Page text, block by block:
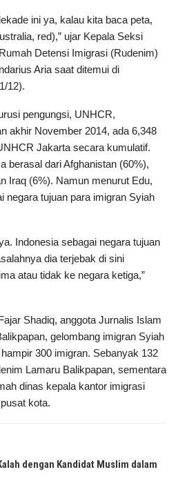
ini ya, kalau kita baca peta,
red),” ujar Kepala Seksi
Detensi Imigrasi (Rudenim)
Aria saat ditemui di
12).
pengungsi, UNHCR,
akhir November 2014, ada 6,348
Jakarta secara kumulatif.
berasal dari Afghanistan (60%),
Iraq (6%). Namun menurut Edu,
negara tujuan para imigran Syiah
Indonesia sebagai negara tujuan
dia terjebak di sini
atau tidak ke negara ketiga,”
Shadiq, anggota Jurnalis Islam
gelombang imigran Syiah
300 imigran. Sebanyak 132
Lamaru Balikpapan, sementara
dinas kepala kantor imigrasi
kota.
dengan Kandidat Muslim dalam